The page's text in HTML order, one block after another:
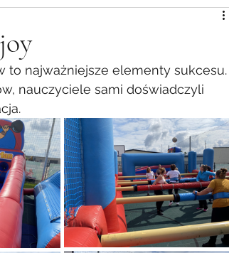
to najważniejsze elementy sukcesu.
nauczyciele sami doświadczyli